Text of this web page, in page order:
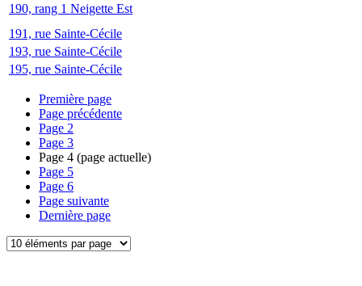
190, rang 1 Neigette Est
191, rue Sainte-Cécile
193, rue Sainte-Cécile
195, rue Sainte-Cécile
Première page
Page précédente
Page 2
Page 3
Page 4 (page actuelle)
Page 5
Page 6
Page suivante
Dernière page